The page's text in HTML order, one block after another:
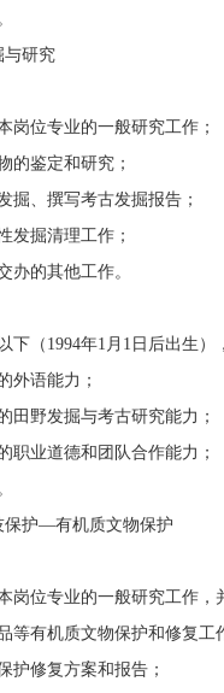
研究
位专业的一般研究工作；
鉴定和研究；
、撰写考古发掘报告；
掘清理工作；
的其他工作。
（1994年1月1日后出生）
语能力；
野发掘与考古研究能力；
业道德和团队合作能力；
护—有机质文物保护
位专业的一般研究工作，
有机质文物保护和修复工
修复方案和报告；